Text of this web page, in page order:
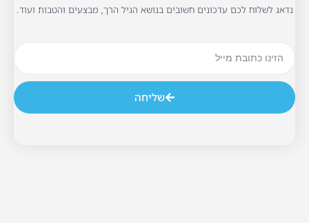
נדאג לשלוח לכם עדכונים חשובים בנושא הגיל הרך, מבצעים והטבות ועוד.
שליחה